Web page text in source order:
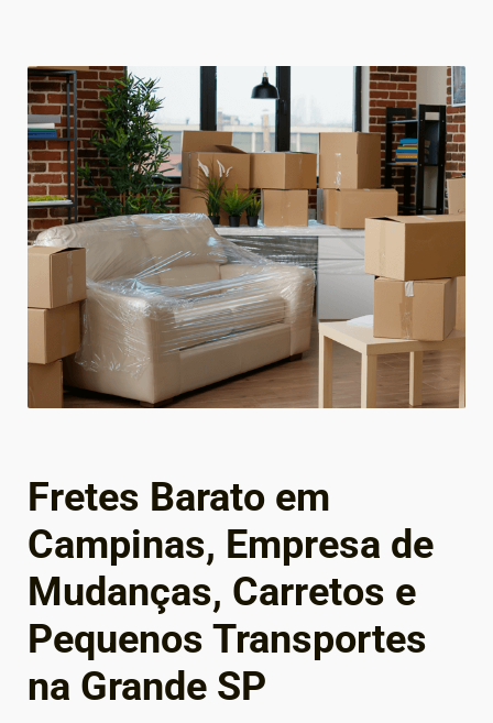
Fretes Barato em
Campinas, Empresa de
Mudanças, Carretos e
Pequenos Transportes
na Grande SP